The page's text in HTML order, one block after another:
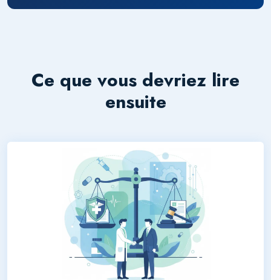
Ce que vous devriez lire
ensuite